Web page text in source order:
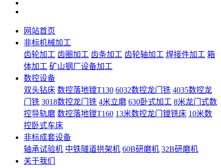
网站首页
非标机械加工
齿轮加工 齿圈加工 齿条加工 齿轮轴加工 焊接件加工 箱
体加工 矿山钢厂设备加工
数控设备
双头钻床 数控落地镗T130 6032数控龙门铣 4035数控龙
门铣 3018数控龙门铣 4米立磨 630卧式加工 8米龙门式数
控导轨磨 数控落地镗T160 13米数控龙门镗铣床 10米数
控卧式车床
非标成套设备
轴承试验机 中铁隧道拱架机 60B研磨机 32B研磨机
关于我们